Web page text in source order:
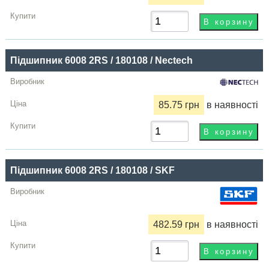
Підшипник 6008 2RS / 180108 / Nectech
85.75 грн в наявності
Підшипник 6008 2RS / 180108 / SKF
482.59 грн в наявності